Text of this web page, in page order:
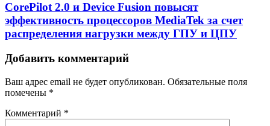
CorePilot 2.0 и Device Fusion повысят
эффективность процессоров MediaTek за счет
распределения нагрузки между ГПУ и ЦПУ
Добавить комментарий
Ваш адрес email не будет опубликован. Обязательные поля
помечены *
Комментарий *